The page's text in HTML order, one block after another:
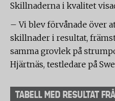
Skillnaderna i kvalitet
– Vi blev förvånade över
skillnader i resultat,
samma grovlek på
Hjärtnäs, testledare på
TABELL MED RESULTAT